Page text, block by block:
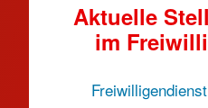
Aktuelle
im